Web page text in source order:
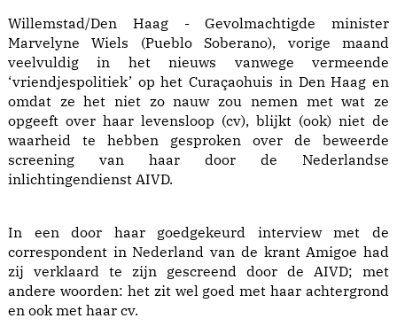
Willemstad/Den Haag - Gevolmachtigde minister
Marvelyne Wiels (Pueblo Soberano), vorige maand
veelvuldig in het nieuws vanwege vermeende
‘vriendjespolitiek’ op het Curaçaohuis in Den Haag en
omdat ze het niet zo nauw zou nemen met wat ze
opgeeft over haar levensloop (cv), blijkt (ook) niet de
waarheid te hebben gesproken over de beweerde
screening van haar door de Nederlandse
inlichtingendienst AIVD.
In een door haar goedgekeurd interview met de
correspondent in Nederland van de krant Amigoe had
zij verklaard te zijn gescreend door de AIVD; met
andere woorden: het zit wel goed met haar achtergrond
en ook met haar cv.